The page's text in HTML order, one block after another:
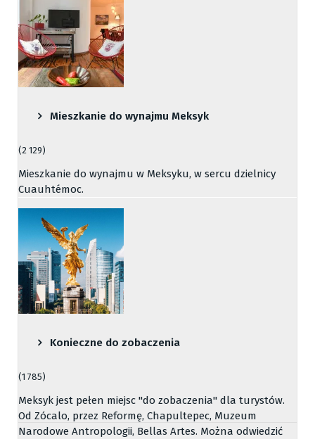
Mieszkanie do wynajmu Meksyk
(2 129)
Mieszkanie do wynajmu w Meksyku, w sercu dzielnicy
Cuauhtémoc.
Konieczne do zobaczenia
(1 785)
Meksyk jest pełen miejsc "do zobaczenia" dla turystów.
Od Zócalo, przez Reformę, Chapultepec, Muzeum
Narodowe Antropologii, Bellas Artes. Można odwiedzić